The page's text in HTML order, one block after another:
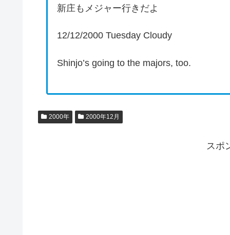
新庄もメジャー行きだよ
12/12/2000 Tuesday Cloudy
Shinjo’s going to the majors, too.
2000年 2000年12月
スポ